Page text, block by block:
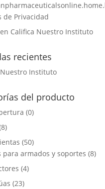
de Privacidad
en Califica Nuestro Instituto
recientes
Instituto
del producto
(0)
(50)
para armados y soportes (8)
(4)
(23)